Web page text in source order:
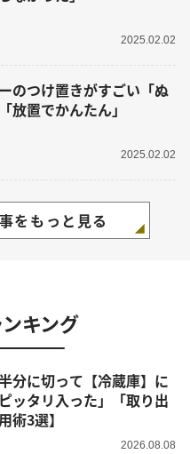
2025.02.02
のつけ置きがすごい「ぬ
放置でかんたん」
2025.02.02
をもっと見る
キング
分に切って【冷蔵庫】に
ッタリ入った」「取り出
術3選】
2026.08.08